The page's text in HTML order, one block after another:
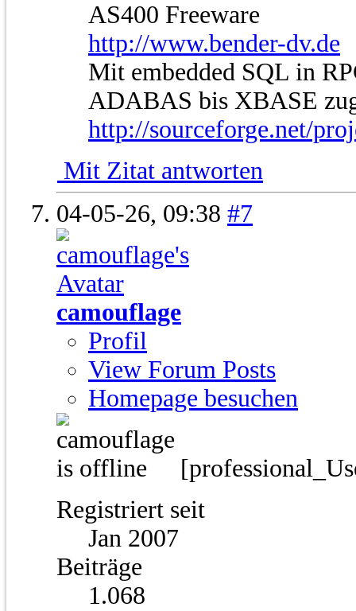
AS400 Freeware
http://www.bender-dv.de
Mit embedded SQL in
ADABAS bis XBASE
http://sourceforge.net/
Mit Zitat antworten
04-05-26, 09:38 #7
camouflage
Profil
View Forum Posts
Homepage besuchen
Registriert seit
Jan 2007
Beiträge
1.068